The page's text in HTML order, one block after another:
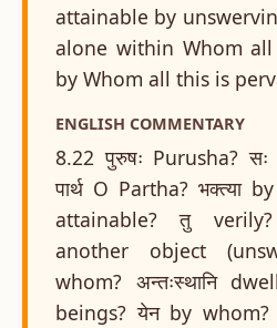
attainable by
alone within Whom
by Whom all this is
ENGLISH COMMENTARY
8.22 पुरुषः Purusha?
पार्थ O Partha? भक्त्या
attainable? तु
another object
whom? अन्तःस्थानि
beings? येन by whom?